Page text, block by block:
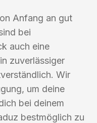
Anfang an gut
bei
auch eine
zuverlässiger
Wir
um deine
bei deinem
bestmöglich zu